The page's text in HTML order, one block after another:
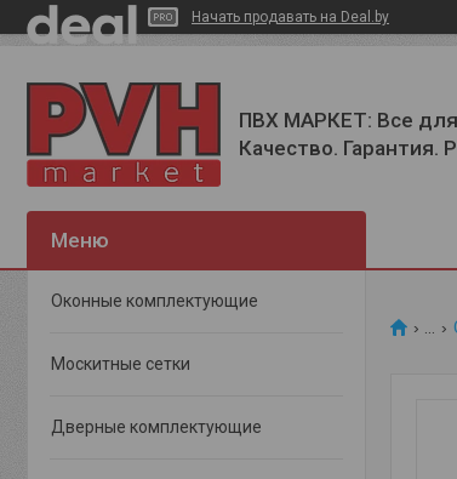
Начать продавать на Deal.by
ПВХ МАРКЕТ: Все
Качество. Гарантия.
Оконные комплектующие
Москитные сетки
Дверные комплектующие